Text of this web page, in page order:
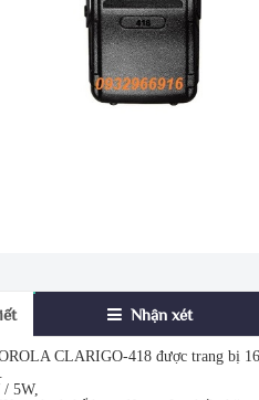
Nhận xét
CLARIGO-418 được trang bị
/ 5W,